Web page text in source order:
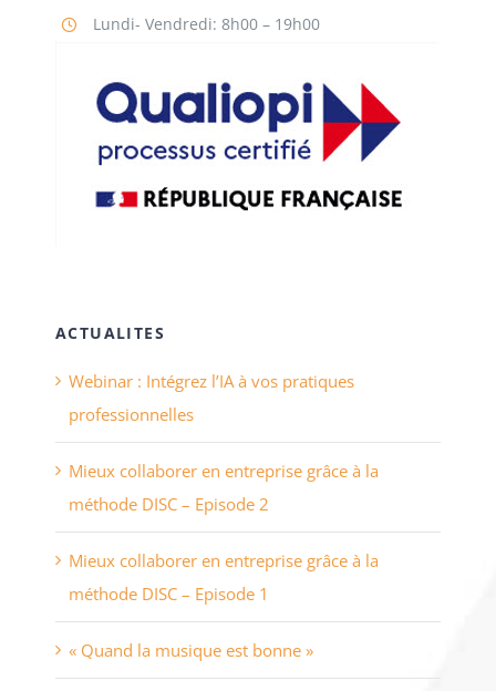
Lundi- Vendredi: 8h00 – 19h00
ACTUALITES
Webinar : Intégrez l’IA à vos pratiques
professionnelles
Mieux collaborer en entreprise grâce à la
méthode DISC – Episode 2
Mieux collaborer en entreprise grâce à la
méthode DISC – Episode 1
« Quand la musique est bonne »